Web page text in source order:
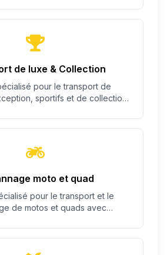
de luxe & Collection
pour le transport de
sportifs et de collection
moto et quad
pour le transport et le
de motos et quads avec